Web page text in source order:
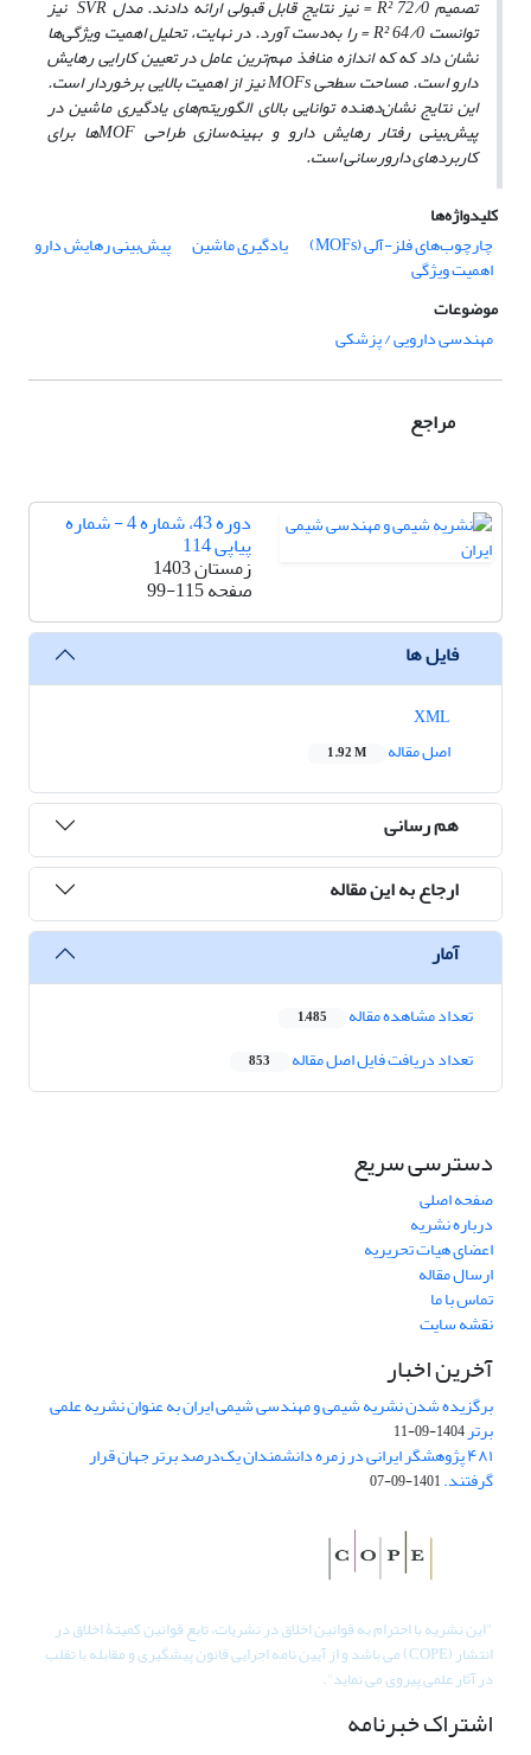
تصمیم 72/0 R² = نیز نتایج قابل قبولی ارائه دادند. مدل SVR نیز
توانست 64/0 R² = را به‌دست آورد. در نهایت، تحلیل اهمیت ویژگی‌ها
نشان داد که که اندازه منافذ مهم‌ترین عامل در تعیین کارایی رهایش
دارو است. مساحت سطحی MOFs نیز از اهمیت بالایی برخوردار است.
این نتایج نشان‌دهنده توانایی بالای الگوریتم‌های یادگیری ماشین در
پیش‌بینی رفتار رهایش دارو و بهینه‌سازی طراحی MOFها برای
کاربردهای دارورسانی است.
کلیدواژه‌ها
چارچوب‌های فلز-آلی (MOFs)
یادگیری ماشین پیش‌بینی رهایش دارو
اهمیت ویژگی
موضوعات
مهندسی دارویی / پزشکی
مراجع
دوره 43، شماره 4 - شماره
پیاپی 114
زمستان 1403
صفحه99-115
فایل ها
اصل مقاله
1.92 M
هم رسانی
ارجاع به این مقاله
آمار
تعداد مشاهده مقاله 1,485
تعداد دریافت فایل اصل مقاله 853
دسترسی سریع
صفحه اصلی
درباره نشریه
اعضای هیات تحریریه
ارسال مقاله
تماس با ما
نقشه سایت
آخرین اخبار
برگزیده شدن نشریه شیمی و مهندسی شیمی ایران به عنوان نشریه علمی
برتر1404-09-11
۴۸۱ پژوهشگر ایرانی در زمره دانشمندان یک‌درصد برتر جهان قرار
گرفتند.1401-09-07
"این نشریه با احترام به قوانین اخلاق در نشریات، تابع قوانین کمیتۀ اخلاق در
انتشار (COPE) می باشد و از آیین نامه اجرایی قانون پیشگیری و مقابله با تقلب
در آثار علمی پیروی می نماید".
اشتراک خبرنامه